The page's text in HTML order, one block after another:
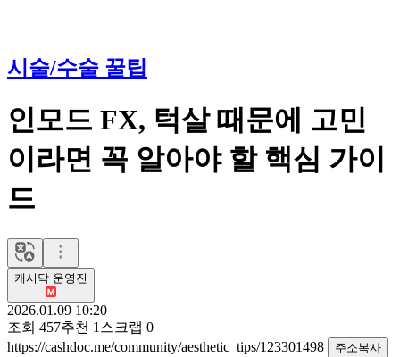
시술/수술 꿀팁
인모드 FX, 턱살 때문에 고민
이라면 꼭 알아야 할 핵심 가이
드
캐시닥 운영진
2026.01.09 10:20
조회 457추천 1 스크랩 0
https://cashdoc.me/community/aesthetic_tips/123301498
주소복사